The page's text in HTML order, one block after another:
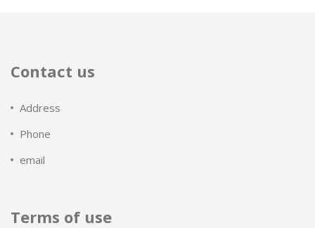
Contact us
Address
Phone
email
Terms of use